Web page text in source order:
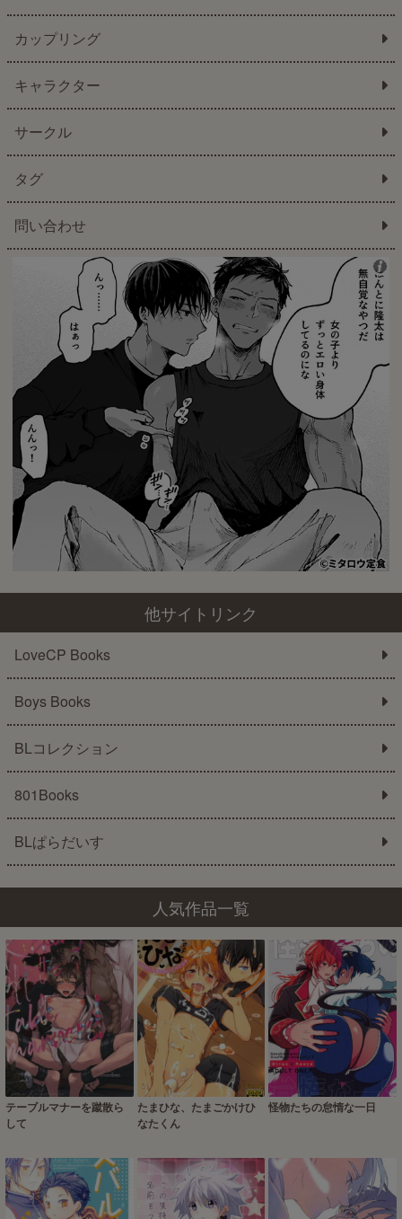
カップリング
キャラクター
サークル
タグ
問い合わせ
他サイトリンク
LoveCP Books
Boys Books
BLコレクション
801Books
BLぱらだいす
人気作品一覧
テーブルマナーを蹴散ら
して
たまひな、たまごかけひ
なたくん
怪物たちの怠惰な一日